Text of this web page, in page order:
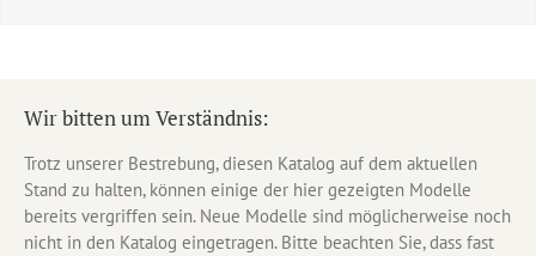
Wir bitten um Verständnis:
Trotz unserer Bestrebung, diesen Katalog auf dem aktuellen
Stand zu halten, können einige der hier gezeigten Modelle
bereits vergriffen sein. Neue Modelle sind möglicherweise noch
nicht in den Katalog eingetragen. Bitte beachten Sie, dass fast